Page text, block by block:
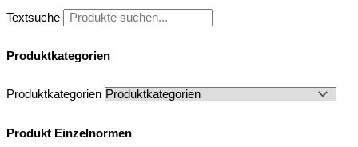
Textsuche
Produktkategorien
Produktkategorien
Produkt Einzelnormen